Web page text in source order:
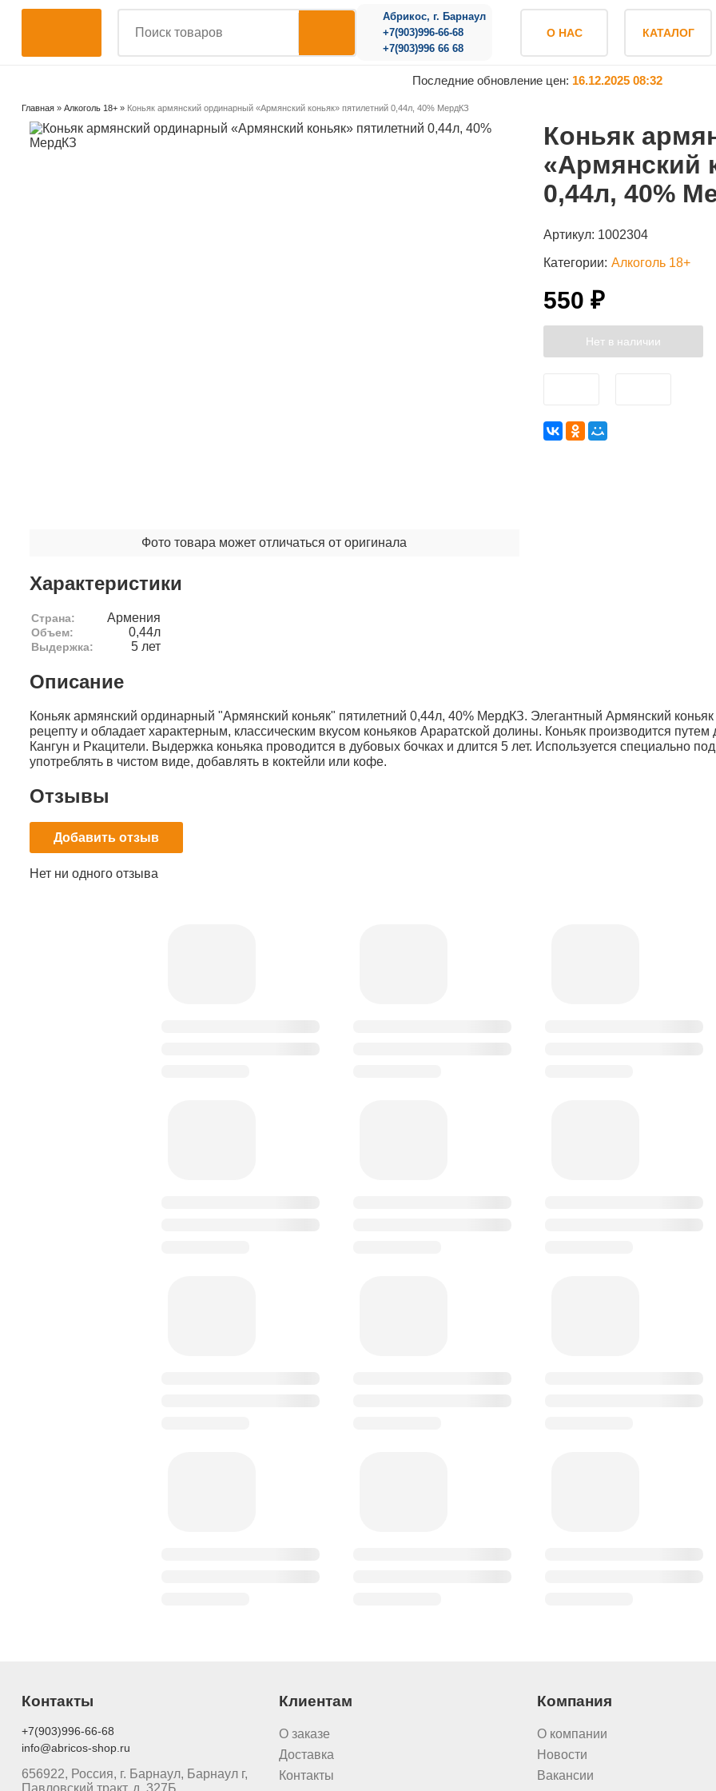
Абрикос, г. Барнаул
+7(903)996-66-68
+7(903)996 66 68
О НАС КАТАЛОГ
Последние обновление цен: 16.12.2025 08:32
Главная» Алкоголь 18+» Коньяк армянский ординарный «Армянский коньяк» пятилетний 0,44л, 40% МердКЗ
Фото товара может отличаться от оригинала
Коньяк
«Армянский
0,44л, 40%
Артикул: 1002304
Категории: Алкоголь 18+
550 ₽
Нет в наличии
Характеристики
Страна: Армения
Объем: 0,44л
Выдержка: 5 лет
Описание
Коньяк армянский ординарный "Армянский коньяк" пятилетний 0,44л, 40% МердКЗ. Элегантный Армянский
рецепту и обладает характерным, классическим вкусом коньяков Араратской долины. Коньяк производится
Кангун и Ркацители. Выдержка коньяка проводится в дубовых бочках и длится 5 лет. Используется специально
употреблять в чистом виде, добавлять в коктейли или кофе.
Отзывы
Добавить отзыв
Нет ни одного отзыва
Контакты
+7(903)996-66-68
info@abricos-shop.ru
656922, Россия, г. Барнаул, Барнаул г,
Клиентам
О заказе
Доставка
Контакты
Компания
О компании
Новости
Вакансии